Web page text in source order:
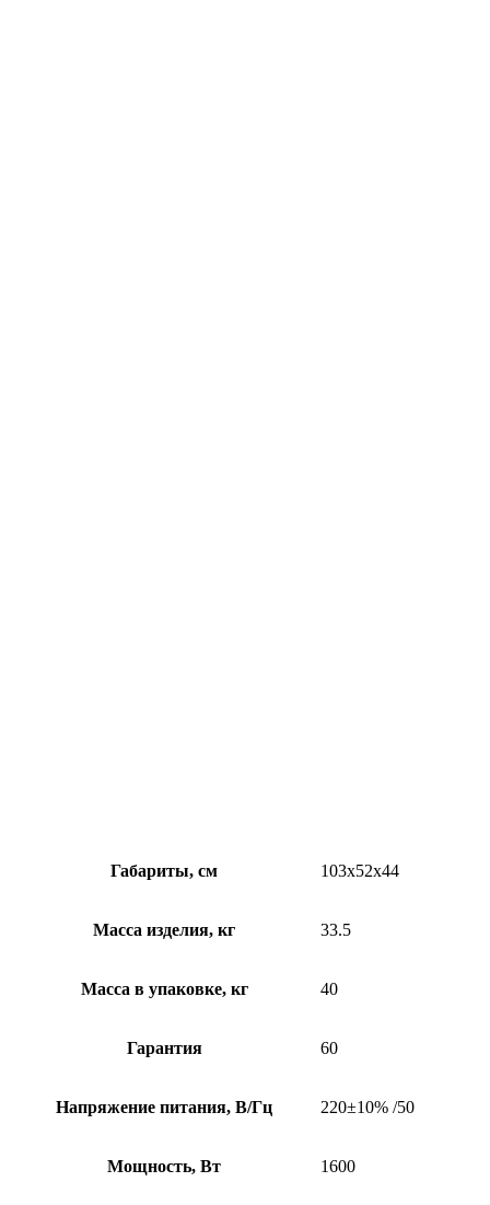
Габариты, см 103x52x44
Масса изделия, кг 33.5
Масса в упаковке, кг 40
Гарантия 60
Напряжение питания, В/Гц 220±10% /50
Мощность, Вт 1600